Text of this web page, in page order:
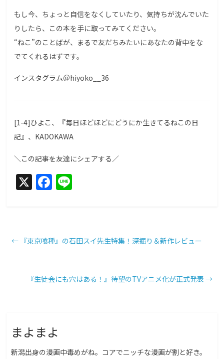
もし今、ちょっと自信をなくしていたり、気持ちが沈んでいた
りしたら、この本を手に取ってみてください。
“ねこ”のことばが、まるで友だちみたいにあなたの背中をな
でてくれるはずです。
インスタグラム＠hiyoko__36
[1-4]ひよこ、『毎日ほどほどにどうにか生きてるねこの日
記』、KADOKAWA
＼この記事を友達にシェアする／
X F
b
o
← 『東京喰種』の石田スイ先生特集！深掘り＆新作レビュー
『生徒会にも穴はある！』――待望のTVアニメ化が正式発表 →
まよまよ
新潟出身の漫画中毒めがね。コアでニッチな漫画が割と好き。